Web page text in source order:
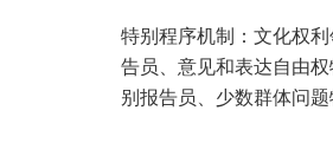
特别程序机制：文化权
告员、意见和表达自由
别报告员、少数群体问